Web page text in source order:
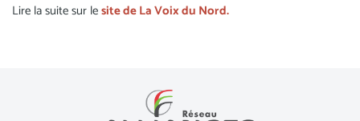
Lire la suite sur lesite de La Voix du Nord.